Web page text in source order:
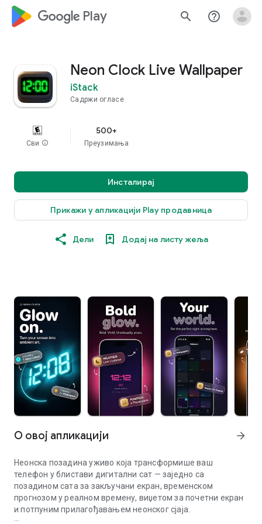
google_logo Play search help_outline
Neon Clock Live Wallpaper
iStack
Садржи огласе
Сви info
500+
Преузимања
Инсталирај
Прикажи у апликацији Play продавница
Дели Додај на листу жеља
О овој апликацији arrow_forward
Неонска позадина уживо која трансформише ваш
телефон у блистави дигитални сат — заједно са
позадином сата за закључани екран, временском
прогнозом у реалном времену, виџетом за почетни екран
и потпуним прилагођавањем неонског сјаја.